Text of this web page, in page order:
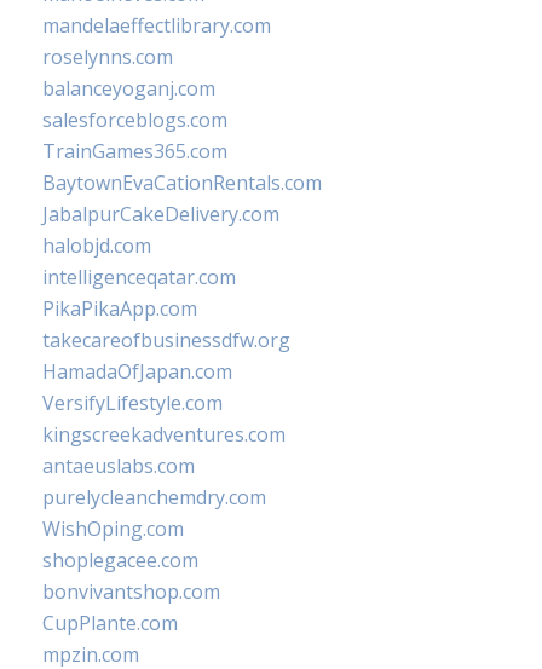
mandelaeffectlibrary.com
roselynns.com
balanceyoganj.com
salesforceblogs.com
TrainGames365.com
BaytownEvaCationRentals.com
JabalpurCakeDelivery.com
halobjd.com
intelligenceqatar.com
PikaPikaApp.com
takecareofbusinessdfw.org
HamadaOfJapan.com
VersifyLifestyle.com
kingscreekadventures.com
antaeuslabs.com
purelycleanchemdry.com
WishOping.com
shoplegacee.com
bonvivantshop.com
CupPlante.com
mpzin.com